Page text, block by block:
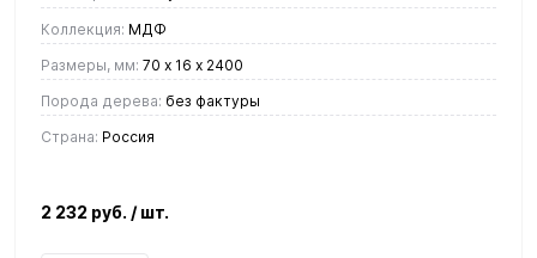
Коллекция: МДФ
Размеры, мм: 70 х 16 х 2400
Порода дерева: без фактуры
Страна: Россия
2 232 руб. / шт.